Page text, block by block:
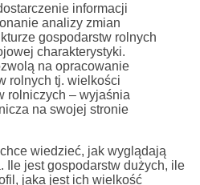
informacji
analizy zmian
gospodarstw rolnych
charakterystyki.
na opracowanie
rolnych tj. wielkości
rolniczych – wyjaśnia
na swojej stronie
wiedzieć, jak wyglądają
Ile jest gospodarstw dużych, ile
jaka jest ich wielkość